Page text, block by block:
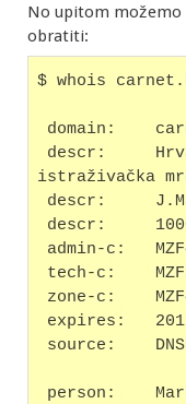
No upitom možemo
obratiti:
$ whois
domain:
descr:
istraživačka
descr:
descr:
admin-c:
tech-c:
zone-c:
expires:
source:
person: